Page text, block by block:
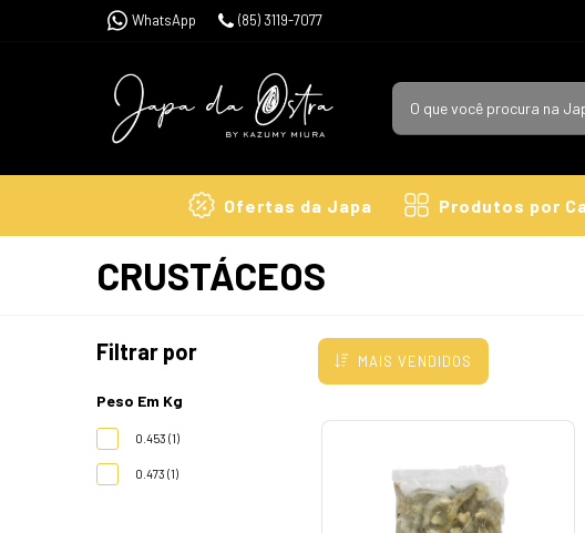
WhatsApp (85) 3119-7077
Ofertas da Japa Produtos por
CRUSTÁCEOS
Filtrar por
Peso Em Kg
0.453 (1)
0.473 (1)
MAIS VENDIDOS